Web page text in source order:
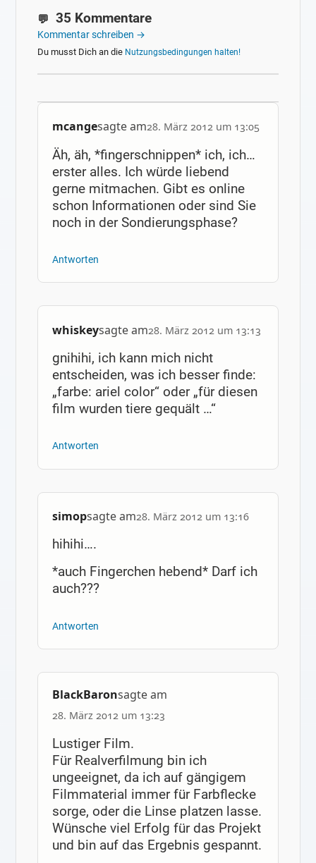
35 Kommentare
Kommentar schreiben →
Du musst Dich an die Nutzungsbedingungen halten!
mcangesagte am28. März 2012 um 13:05
Äh, äh, *fingerschnippen* ich, ich…
erster alles. Ich würde liebend
gerne mitmachen. Gibt es online
schon Informationen oder sind Sie
noch in der Sondierungsphase?
Antworten
whiskeysagte am28. März 2012 um 13:13
gnihihi, ich kann mich nicht
entscheiden, was ich besser finde:
„farbe: ariel color“ oder „für diesen
film wurden tiere gequält …“
Antworten
simopsagte am28. März 2012 um 13:16
hihihi….
*auch Fingerchen hebend* Darf ich
auch???
Antworten
BlackBaronsagte am
28. März 2012 um 13:23
Lustiger Film.
Für Realverfilmung bin ich
ungeeignet, da ich auf gängigem
Filmmaterial immer für Farbflecke
sorge, oder die Linse platzen lasse.
Wünsche viel Erfolg für das Projekt
und bin auf das Ergebnis gespannt.